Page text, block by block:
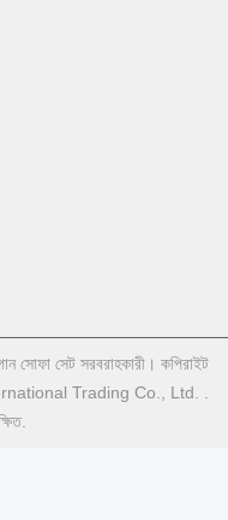
সোফা সেট সরবরাহকারী। কপিরাইট
Trading Co., Ltd. .